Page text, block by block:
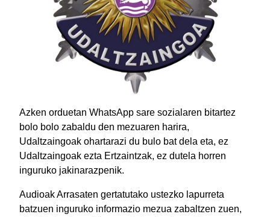
Azken orduetan WhatsApp sare sozialaren bitartez
bolo bolo zabaldu den mezuaren harira,
Udaltzaingoak ohartarazi du bulo bat dela eta, ez
Udaltzaingoak ezta Ertzaintzak, ez dutela horren
inguruko jakinarazpenik.
Audioak Arrasaten gertatutako ustezko lapurreta
batzuen inguruko informazio mezua zabaltzen zuen,